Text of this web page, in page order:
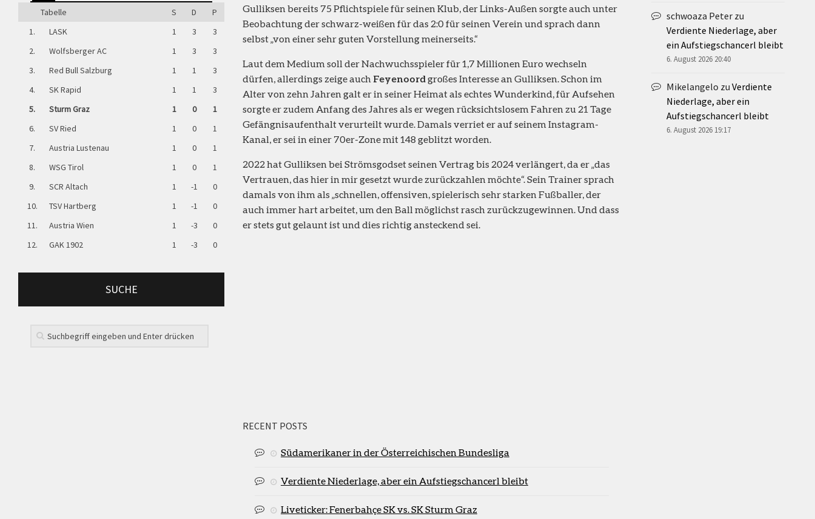
Gulliksen bereits 75 Pflichtspiele für seinen Klub, der Links-Außen sorgte auch unter
Beobachtung der schwarz-weißen für das 2:0 für seinen Verein und sprach dann
selbst „von einer sehr guten Vorstellung meinerseits.“
Laut dem Medium soll der Nachwuchsspieler für 1,7 Millionen Euro wechseln
dürfen, allerdings zeige auch Feyenoord großes Interesse an Gulliksen. Schon im
Alter von zehn Jahren galt er in seiner Heimat als echtes Wunderkind, für Aufsehen
sorgte er zudem Anfang des Jahres als er wegen rücksichtslosem Fahren zu 21 Tage
Gefängnisaufenthalt verurteilt wurde. Damals verriet er auf seinem Instagram-
Kanal, er sei in einer 70er-Zone mit 148 geblitzt worden.
2022 hat Gulliksen bei Strömsgodset seinen Vertrag bis 2024 verlängert, da er „das
Vertrauen, das hier in mir gesetzt wurde zurückzahlen möchte“. Sein Trainer sprach
damals von ihm als „schnellen, offensiven, spielerisch sehr starken Fußballer, der
auch immer hart arbeitet, um den Ball möglichst rasch zurückzugewinnen. Und dass
er stets gut gelaunt ist und dies richtig ansteckend sei.
RECENT POSTS
Südamerikaner in der Österreichischen Bundesliga
Verdiente Niederlage, aber ein Aufstiegschancerl bleibt
Liveticker: Fenerbahçe SK vs. SK Sturm Graz
Tabelle S D
P
1.
LASK 1 3
3
2.
Wolfsberger AC 1 3
3
3.
Red Bull Salzburg 1 1
3
4.
SK Rapid 1 1
3
5.
Sturm Graz 1 0
1
6.
SV Ried 1 0
1
7.
Austria Lustenau 1 0
1
8.
WSG Tirol 1 0
1
9.
SCR Altach 1 -1
0
10.
TSV Hartberg 1 -1
0
11.
Austria Wien 1 -3
0
12.
GAK 1902 1 -3 0
SUCHE
schwoaza Peter zu
Verdiente Niederlage, aber
ein Aufstiegschancerl bleibt
6. August 2026 20:40
Mikelangelo zu Verdiente
Niederlage, aber ein
Aufstiegschancerl bleibt
6. August 2026 19:17